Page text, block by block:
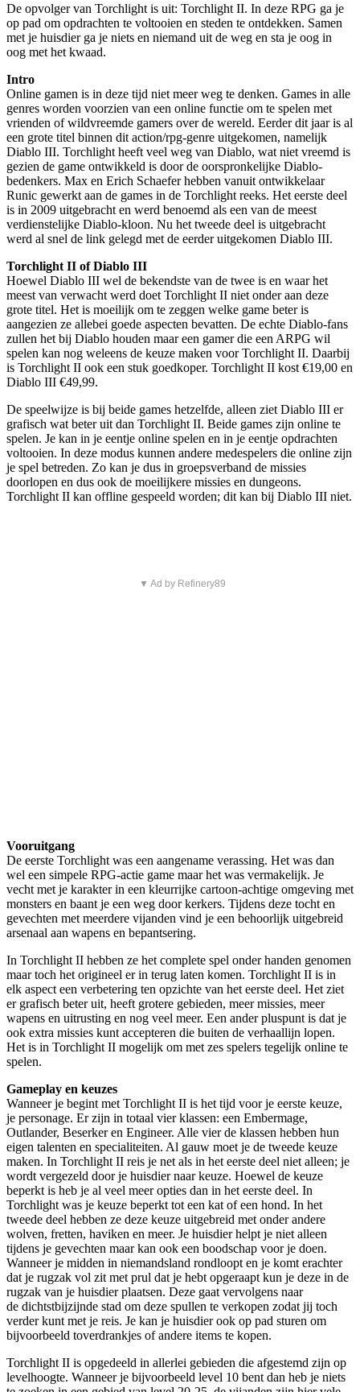
De opvolger van Torchlight is uit: Torchlight II. In deze RPG ga je
op pad om opdrachten te voltooien en steden te ontdekken. Samen
met je huisdier ga je niets en niemand uit de weg en sta je oog in
oog met het kwaad.
Intro
Online gamen is in deze tijd niet meer weg te denken. Games in alle
genres worden voorzien van een online functie om te spelen met
vrienden of wildvreemde gamers over de wereld. Eerder dit jaar is al
een grote titel binnen dit action/rpg-genre uitgekomen, namelijk
Diablo III. Torchlight heeft veel weg van Diablo, wat niet vreemd is
gezien de game ontwikkeld is door de oorspronkelijke Diablo-
bedenkers. Max en Erich Schaefer hebben vanuit ontwikkelaar
Runic gewerkt aan de games in de Torchlight reeks. Het eerste deel
is in 2009 uitgebracht en werd benoemd als een van de meest
verdienstelijke Diablo-kloon. Nu het tweede deel is uitgebracht
werd al snel de link gelegd met de eerder uitgekomen Diablo III.
Torchlight II of Diablo III
Hoewel Diablo III wel de bekendste van de twee is en waar het
meest van verwacht werd doet Torchlight II niet onder aan deze
grote titel. Het is moeilijk om te zeggen welke game beter is
aangezien ze allebei goede aspecten bevatten. De echte Diablo-fans
zullen het bij Diablo houden maar een gamer die een ARPG wil
spelen kan nog weleens de keuze maken voor Torchlight II. Daarbij
is Torchlight II ook een stuk goedkoper. Torchlight II kost €19,00 en
Diablo III €49,99.
De speelwijze is bij beide games hetzelfde, alleen ziet Diablo III er
grafisch wat beter uit dan Torchlight II. Beide games zijn online te
spelen. Je kan in je eentje online spelen en in je eentje opdrachten
voltooien. In deze modus kunnen andere medespelers die online zijn
je spel betreden. Zo kan je dus in groepsverband de missies
doorlopen en dus ook de moeilijkere missies en dungeons.
Torchlight II kan offline gespeeld worden; dit kan bij Diablo III niet.
▼ Ad by Refinery89
Vooruitgang
De eerste Torchlight was een aangename verassing. Het was dan
wel een simpele RPG-actie game maar het was vermakelijk. Je
vecht met je karakter in een kleurrijke cartoon-achtige omgeving met
monsters en baant je een weg door kerkers. Tijdens deze tocht en
gevechten met meerdere vijanden vind je een behoorlijk uitgebreid
arsenaal aan wapens en bepantsering.
In Torchlight II hebben ze het complete spel onder handen genomen
maar toch het origineel er in terug laten komen. Torchlight II is in
elk aspect een verbetering ten opzichte van het eerste deel. Het ziet
er grafisch beter uit, heeft grotere gebieden, meer missies, meer
wapens en uitrusting en nog veel meer. Een ander pluspunt is dat je
ook extra missies kunt accepteren die buiten de verhaallijn lopen.
Het is in Torchlight II mogelijk om met zes spelers tegelijk online te
spelen.
Gameplay en keuzes
Wanneer je begint met Torchlight II is het tijd voor je eerste keuze,
je personage. Er zijn in totaal vier klassen: een Embermage,
Outlander, Beserker en Engineer. Alle vier de klassen hebben hun
eigen talenten en specialiteiten. Al gauw moet je de tweede keuze
maken. In Torchlight II reis je net als in het eerste deel niet alleen; je
wordt vergezeld door je huisdier naar keuze. Hoewel de keuze
beperkt is heb je al veel meer opties dan in het eerste deel. In
Torchlight was je keuze beperkt tot een kat of een hond. In het
tweede deel hebben ze deze keuze uitgebreid met onder andere
wolven, fretten, haviken en meer. Je huisdier helpt je niet alleen
tijdens je gevechten maar kan ook een boodschap voor je doen.
Wanneer je midden in niemandsland rondloopt en je komt erachter
dat je rugzak vol zit met prul dat je hebt opgeraapt kun je deze in de
rugzak van je huisdier plaatsen. Deze gaat vervolgens naar
de dichtstbijzijnde stad om deze spullen te verkopen zodat jij toch
verder kunt met je reis. Je kan je huisdier ook op pad sturen om
bijvoorbeeld toverdrankjes of andere items te kopen.
Torchlight II is opgedeeld in allerlei gebieden die afgestemd zijn op
levelhoogte. Wanneer je bijvoorbeeld level 10 bent dan heb je niets